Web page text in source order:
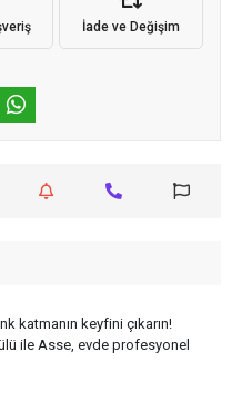
İade ve Değişim
katmanın keyfini çıkarın!
ile Asse, evde profesyonel